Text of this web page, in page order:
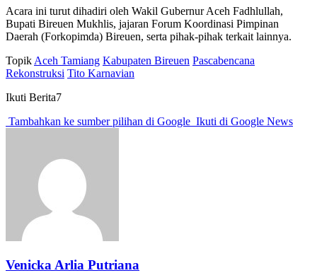
Acara ini turut dihadiri oleh Wakil Gubernur Aceh Fadhlullah,
Bupati Bireuen Mukhlis, jajaran Forum Koordinasi Pimpinan
Daerah (Forkopimda) Bireuen, serta pihak-pihak terkait lainnya.
Topik Aceh Tamiang Kabupaten Bireuen Pascabencana
Rekonstruksi Tito Karnavian
Ikuti Berita7
Tambahkan ke sumber pilihan di Google Ikuti di Google News
Venicka Arlia Putriana